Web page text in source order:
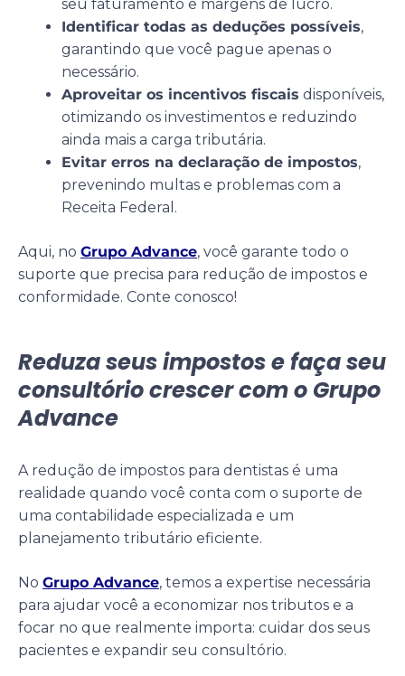
seu faturamento e margens de lucro.
Identificar todas as deduções possíveis,
garantindo que você pague apenas o
necessário.
Aproveitar os incentivos fiscais disponíveis,
otimizando os investimentos e reduzindo
ainda mais a carga tributária.
Evitar erros na declaração de impostos,
prevenindo multas e problemas com a
Receita Federal.
Aqui, no Grupo Advance, você garante todo o
suporte que precisa para redução de impostos e
conformidade. Conte conosco!
Reduza seus impostos e faça seu
consultório crescer com o Grupo
Advance
A redução de impostos para dentistas é uma
realidade quando você conta com o suporte de
uma contabilidade especializada e um
planejamento tributário eficiente.
No Grupo Advance, temos a expertise necessária
para ajudar você a economizar nos tributos e a
focar no que realmente importa: cuidar dos seus
pacientes e expandir seu consultório.